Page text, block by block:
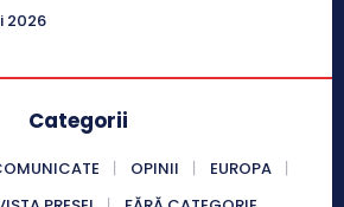
2026
Categorii
OPINII
EUROPA